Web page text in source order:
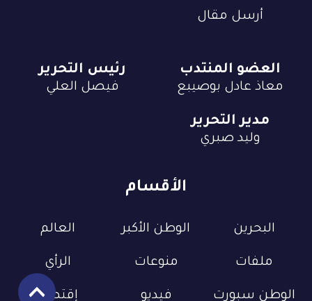
أرسل مقال
الأقسام
البحرين الوطن الأكبر العالم
ملفات منوعات الرأي
الوطن سبورت فيديو إقتصاد
العضو المنتدب
معاذ عادل بوصيبع
رئيس التحرير
فيصل العلي
مدير التحرير
وليد صبري